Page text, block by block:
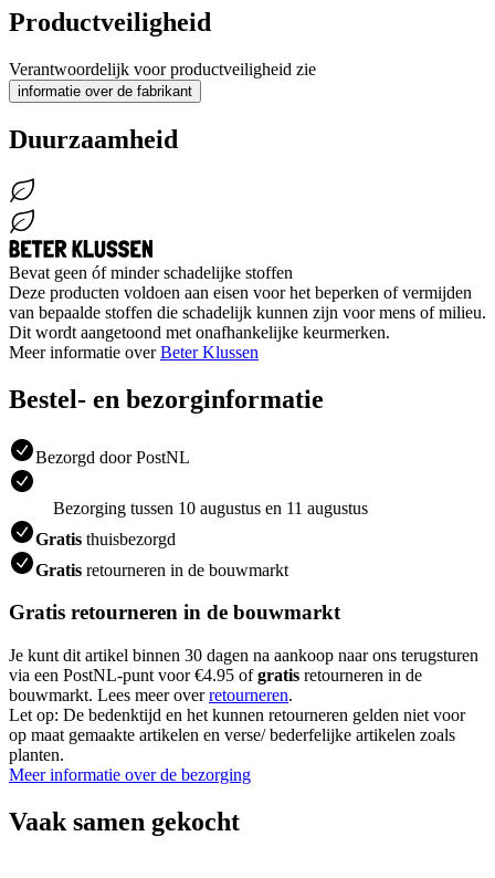
Productveiligheid
Verantwoordelijk voor productveiligheid zie
informatie over de fabrikant
Duurzaamheid
Bevat geen óf minder schadelijke stoffen
Deze producten voldoen aan eisen voor het beperken of vermijden
van bepaalde stoffen die schadelijk kunnen zijn voor mens of milieu.
Dit wordt aangetoond met onafhankelijke keurmerken.
Meer informatie overBeter Klussen
Bestel- en bezorginformatie
Bezorgd door PostNL
Bezorging tussen 10 augustus en 11 augustus
Gratis thuisbezorgd
Gratis retourneren in de bouwmarkt
Gratis retourneren in de bouwmarkt
Je kunt dit artikel binnen 30 dagen na aankoop naar ons terugsturen
via een PostNL-punt voor €4.95 ofgratis retourneren in de
bouwmarkt. Lees meer overretourneren.
Let op: De bedenktijd en het kunnen retourneren gelden niet voor
op maat gemaakte artikelen en verse/ bederfelijke artikelen zoals
planten.
Meer informatie over de bezorging
Vaak samen gekocht